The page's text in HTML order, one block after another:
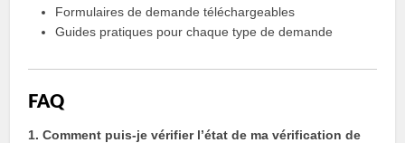
Formulaires de demande téléchargeables
Guides pratiques pour chaque type de demande
FAQ
1. Comment puis-je vérifier l’état de ma vérification de